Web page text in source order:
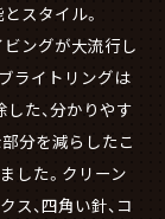
スタイル。
ングが大流行し
ライトリングは
た、分かりやす
分を減らしたこ
した。クリーン
、四角い針、コ